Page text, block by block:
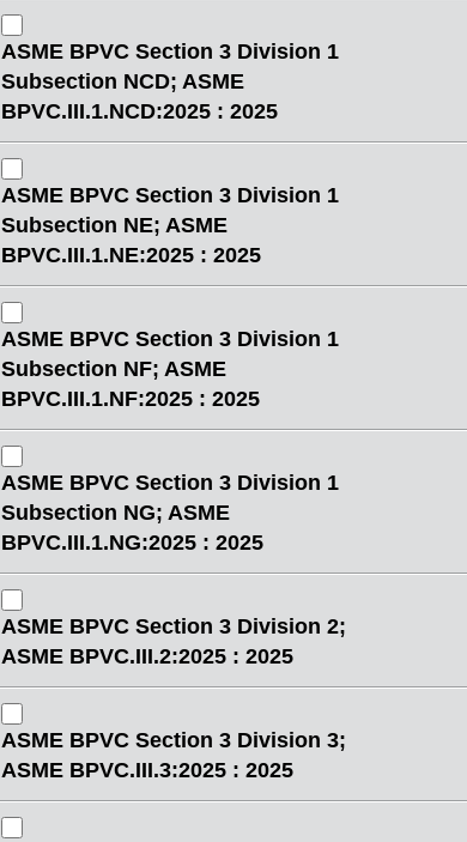
ASME BPVC Section 3 Division 1
Subsection NCD; ASME
BPVC.III.1.NCD:2025 : 2025
ASME BPVC Section 3 Division 1
Subsection NE; ASME
BPVC.III.1.NE:2025 : 2025
ASME BPVC Section 3 Division 1
Subsection NF; ASME
BPVC.III.1.NF:2025 : 2025
ASME BPVC Section 3 Division 1
Subsection NG; ASME
BPVC.III.1.NG:2025 : 2025
ASME BPVC Section 3 Division 2;
ASME BPVC.III.2:2025 : 2025
ASME BPVC Section 3 Division 3;
ASME BPVC.III.3:2025 : 2025